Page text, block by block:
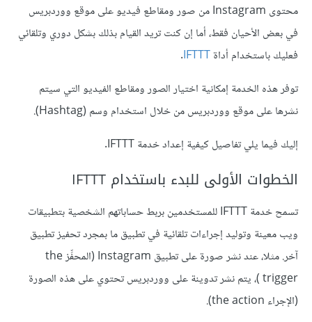
محتوى Instagram من صور ومقاطع فيديو على موقع ووردبريس
في بعض الأحيان فقط، أما إن كنت تريد القيام بذلك بشكل دوري وتلقائي
فعليك باستخدام أداةIFTTT
.
توفر هذه الخدمة إمكانية اختيار الصور ومقاطع الفيديو التي سيتم
نشرها على موقع ووردبريس من خلال استخدام وسم (Hashtag).
إليك فيما يلي تفاصيل كيفية إعداد خدمة IFTTT.
الخطوات الأولى للبدء باستخدام IFTTT
تسمح خدمة IFTTT للمستخدمين بربط حساباتهم الشخصية بتطبيقات
ويب معينة وتوليد إجراءات تلقائية في تطبيق ما بمجرد تحفيز تطبيق
آخر. مثلا، عند نشر صورة على تطبيق Instagram (المحفِّز the
trigger )، يتم نشر تدوينة على ووردبريس تحتوي على هذه الصورة
(الإجراء the action).